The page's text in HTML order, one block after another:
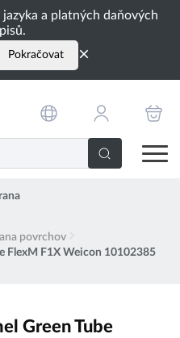
a platných daňových
Pokračovat ×
povrchov
FlexM F1X Weicon 10102385
Green Tube